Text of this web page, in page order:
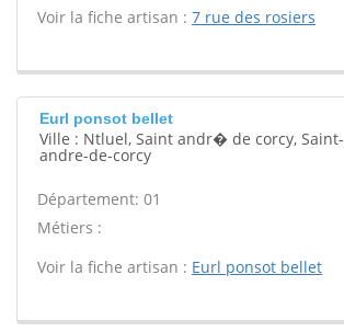
Voir la fiche artisan : 7 rue des rosiers
Eurl ponsot bellet
Ville : Ntluel, Saint andr� de corcy, Saint-
andre-de-corcy
Département: 01
Métiers :
Voir la fiche artisan : Eurl ponsot bellet